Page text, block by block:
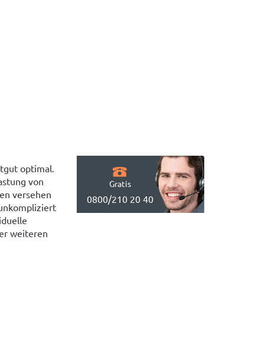
optimal.
von
versehen
weiteren
Gratis
0800/210 20 40